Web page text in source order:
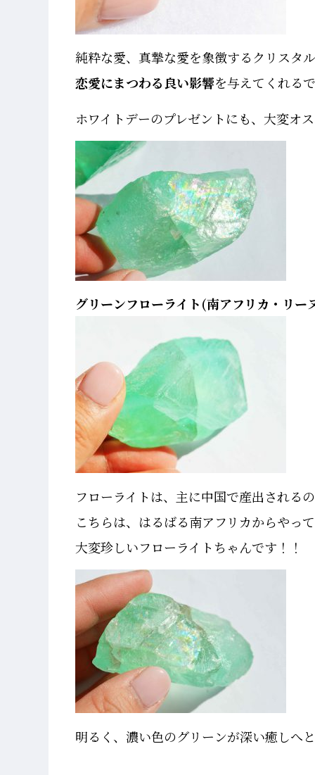
純粋な愛、真摯な愛を象徴するクリスタル
恋愛にまつわる良い影響を与えてくれる
ホワイトデーのプレゼントにも、大変オ
グリーンフローライト(南アフリカ・リー
フローライトは、主に中国で産出される
こちらは、はるばる南アフリカからやっ
大変珍しいフローライトちゃんです！！
明るく、濃い色のグリーンが深い癒しへ